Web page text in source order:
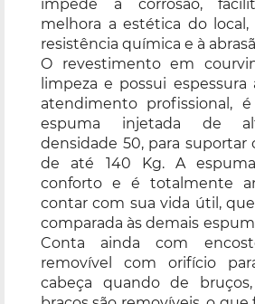
impede a corrosão,
melhora a estética do local,
resistência química e à
O revestimento em
limpeza e possui espessura
atendimento profissional,
espuma injetada de
densidade 50, para suportar
de até 140 Kg. A
conforto e é totalmente
contar com sua vida útil,
comparada às demais
Conta ainda com
removível com orifício
cabeça quando de